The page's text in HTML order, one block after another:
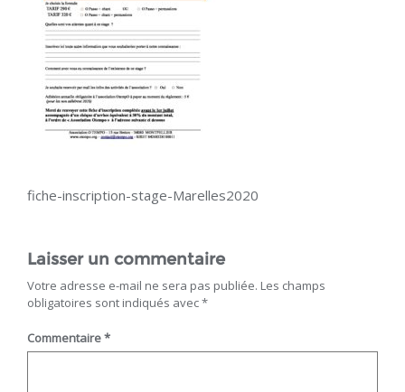
fiche-inscription-stage-Marelles2020
Laisser un commentaire
Votre adresse e-mail ne sera pas publiée. Les champs
obligatoires sont indiqués avec*
Commentaire*